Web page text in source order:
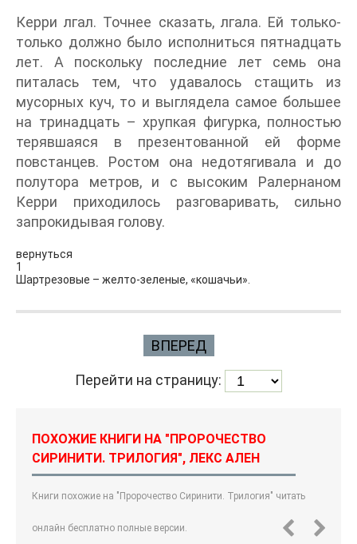
Керри лгал. Точнее сказать, лгала. Ей только-
только должно было исполниться пятнадцать
лет. А поскольку последние лет семь она
питалась тем, что удавалось стащить из
мусорных куч, то и выглядела самое большее
на тринадцать – хрупкая фигурка, полностью
терявшаяся в презентованной ей форме
повстанцев. Ростом она недотягивала и до
полутора метров, и с высоким Ралернаном
Керри приходилось разговаривать, сильно
запрокидывая голову.
вернуться
1
Шартрезовые – желто-зеленые, «кошачьи».
ВПЕРЕД
Перейти на страницу:
ПОХОЖИЕ КНИГИ НА "ПРОРОЧЕСТВО
СИРИНИТИ. ТРИЛОГИЯ", ЛЕКС АЛЕН
Книги похожие на "Пророчество Сиринити. Трилогия" читать
онлайн бесплатно полные версии.